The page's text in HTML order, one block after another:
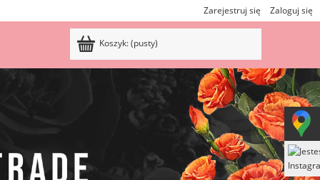
Zarejestruj się Zaloguj się
Koszyk:(pusty)